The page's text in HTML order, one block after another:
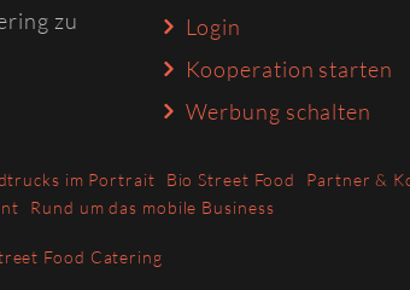
zu
Login
Kooperation starten
Werbung schalten
im Portrait Bio Street Food
Partner &
Rund um das mobile Business
Food Catering